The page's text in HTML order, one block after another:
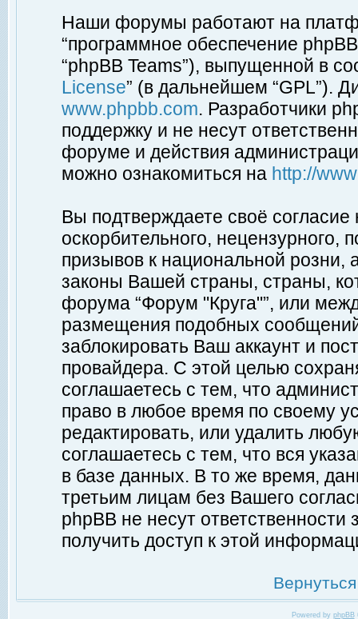
Наши форумы работают на
“программное обеспечение
“phpBB Teams”), выпущенной в
License” (в дальнейшем “GPL”).
www.phpbb.com. Разработчики
поддержку и не несут
форуме и действия
можно ознакомиться на http://
Вы подтверждаете своё
оскорбительного, нецензурного,
призывов к национальной
законы Вашей страны, страны,
форума “Форум "Круга"”, или
размещения подобных
заблокировать Ваш аккаунт и
провайдера. С этой целью
соглашаетесь с тем, что
право в любое время по своему
редактировать, или удалить
соглашаетесь с тем, что вся
в базе данных. В то же время,
третьим лицам без Вашего
phpBB не несут ответственности
получить доступ к этой
Powered by phpBB